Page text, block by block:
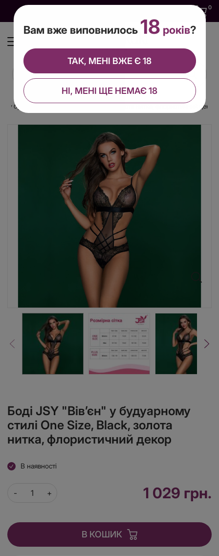
0
у будуарному стилі One Size, Black, золота нитка, флористичний декор
Боді JSY "Вів’єн" у будуарному
стилі One Size, Black, золота
нитка, флористичний декор
В наявності
1 029 грн.
В КОШИК
Вам вже виповнилось 18 років?
НІ, МЕНІ ЩЕ НЕМАЄ 18
ТАК, МЕНІ ВЖЕ Є 18